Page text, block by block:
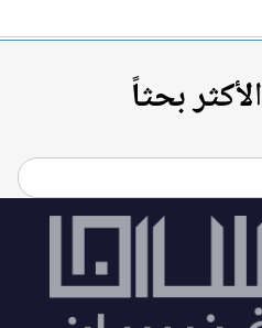
بحثاً